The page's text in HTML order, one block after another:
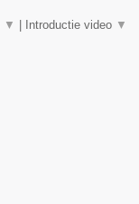
▼ Introductie video ▼